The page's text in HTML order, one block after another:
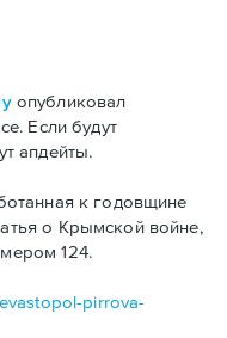
опубликовал
Если будут
апдейты.
к годовщине
о Крымской войне,
124.
pirrova-